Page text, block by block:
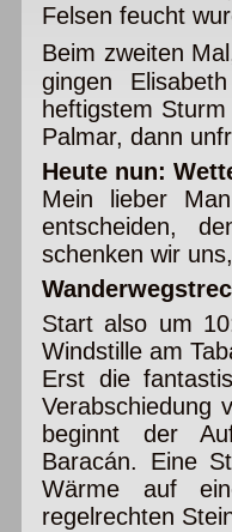
Felsen feucht
Beim zweiten
gingen
heftigstem
Palmar, dann
Heute nun:
Mein lieber
entscheiden,
schenken wir
Start also um
Windstille am
Erst die
Verabschiedung
beginnt der
Baracán. Eine
Wärme auf
regelrechten